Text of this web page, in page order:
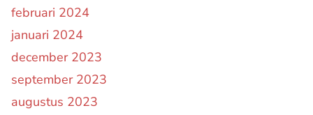
februari 2024
januari 2024
december 2023
september 2023
augustus 2023